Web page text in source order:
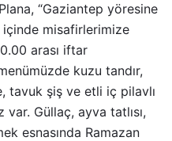
“Gaziantep yöresine
misafirlerimize
arası iftar
kuzu tandır,
tavuk şiş ve etli iç pilavlı
Güllaç, ayva tatlısı,
esnasında Ramazan